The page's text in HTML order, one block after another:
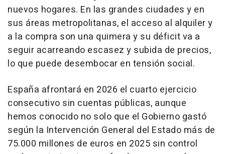
nuevos hogares. En las grandes ciudades y en
sus áreas metropolitanas, el acceso al alquiler y
a la compra son una quimera y su déficit va a
seguir acarreando escasez y subida de precios,
lo que puede desembocar en tensión social.
España afrontará en 2026 el cuarto ejercicio
consecutivo sin cuentas públicas, aunque
hemos conocido no solo que el Gobierno gastó
según la Intervención General del Estado más de
75.000 millones de euros en 2025 sin control